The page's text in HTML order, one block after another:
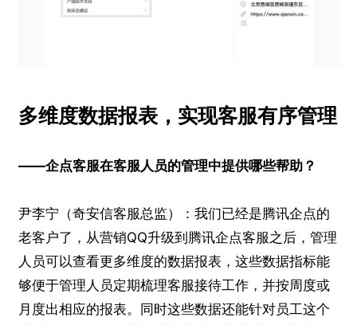
多维度数据报表，实现客服有序管理
——企点客服在客服人员的管理中提供哪些帮助？
尹李宁（奇安信客服总监）：我们已经是腾讯企点的
老客户了，从营销QQ升级到腾讯企点客服之后，管理
人员可以查看更多维度的数据报表，这些数据指标能
够便于管理人员定期梳理客服接待工作，并按周度或
月度出相应的报表。同时这些数据还能针对员工这个